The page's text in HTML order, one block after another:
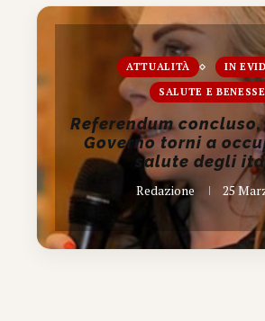
ATTUALITÀ
IN
SALUTE E
Referendum concluso,
Governo torni a
salute degli
Redazione 25